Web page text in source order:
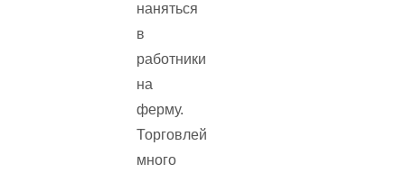
наняться
в
работники
на
ферму.
Торговлей
много